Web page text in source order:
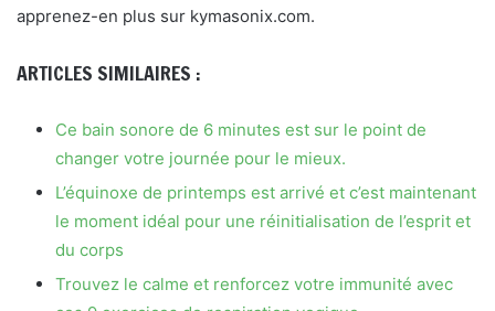
apprenez-en plus sur kymasonix.com.
ARTICLES SIMILAIRES :
Ce bain sonore de 6 minutes est sur le point de
changer votre journée pour le mieux.
L’équinoxe de printemps est arrivé et c’est maintenant
le moment idéal pour une réinitialisation de l’esprit et
du corps
Trouvez le calme et renforcez votre immunité avec